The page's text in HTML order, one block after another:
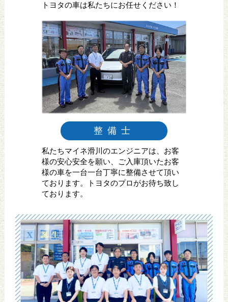
トヨタの車は私たちにお任せください！
整備士
私たちマイネ滑川のエンジニアは、お客
様の安心安全を願い、ご入庫頂いたお客
様の車を一台一台丁寧に整備させて頂い
ております。トヨタのプロがお待ち致し
ております。